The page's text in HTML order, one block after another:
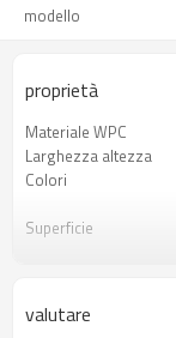
modello
proprietà
Materiale WPC
Larghezza altezza
Colori
Superficie
Utilizzo
valutare